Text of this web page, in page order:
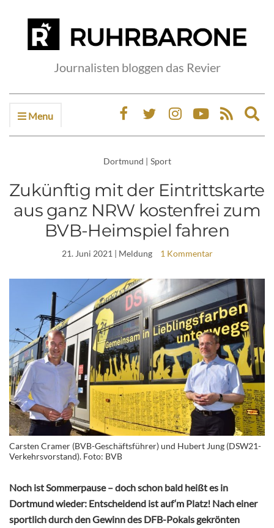
Journalisten bloggen das Revier
Menu
Dortmund | Sport
Zukünftig mit der Eintrittskarte
aus ganz NRW kostenfrei zum
BVB-Heimspiel fahren
21. Juni 2021 | Meldung 1 Kommentar
Carsten Cramer (BVB-Geschäftsführer) und Hubert Jung (DSW21-
Verkehrsvorstand). Foto: BVB
Noch ist Sommerpause – doch schon bald heißt es in
Dortmund wieder: Entscheidend ist auf‘m Platz! Nach einer
sportlich durch den Gewinn des DFB-Pokals gekrönten